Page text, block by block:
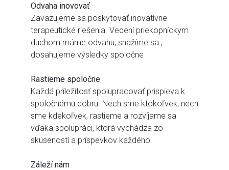
Odvaha inovovať
Zaväzujeme sa poskytovať inovatívne
terapeutické riešenia. Vedení priekopníckym
duchom máme odvahu, snažíme sa ,
dosahujeme výsledky spoločne
Rastieme spoločne
Každá príležitosť spolupracovať prispieva k
spoločnému dobru. Nech sme ktokoľvek, nech
sme kdekoľvek, rastieme a rozvíjame sa
vďaka spolupráci, ktorá vychádza zo
skúseností a príspevkov každého.
Záleží nám